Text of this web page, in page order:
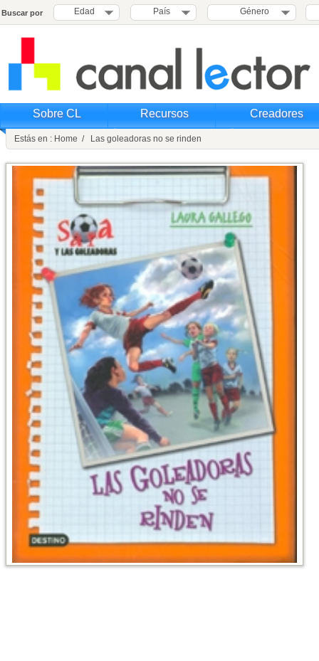
Buscar por Edad País Género
Sobre CL Recursos Creadores
Estás en : Home / Las goleadoras no se rinden